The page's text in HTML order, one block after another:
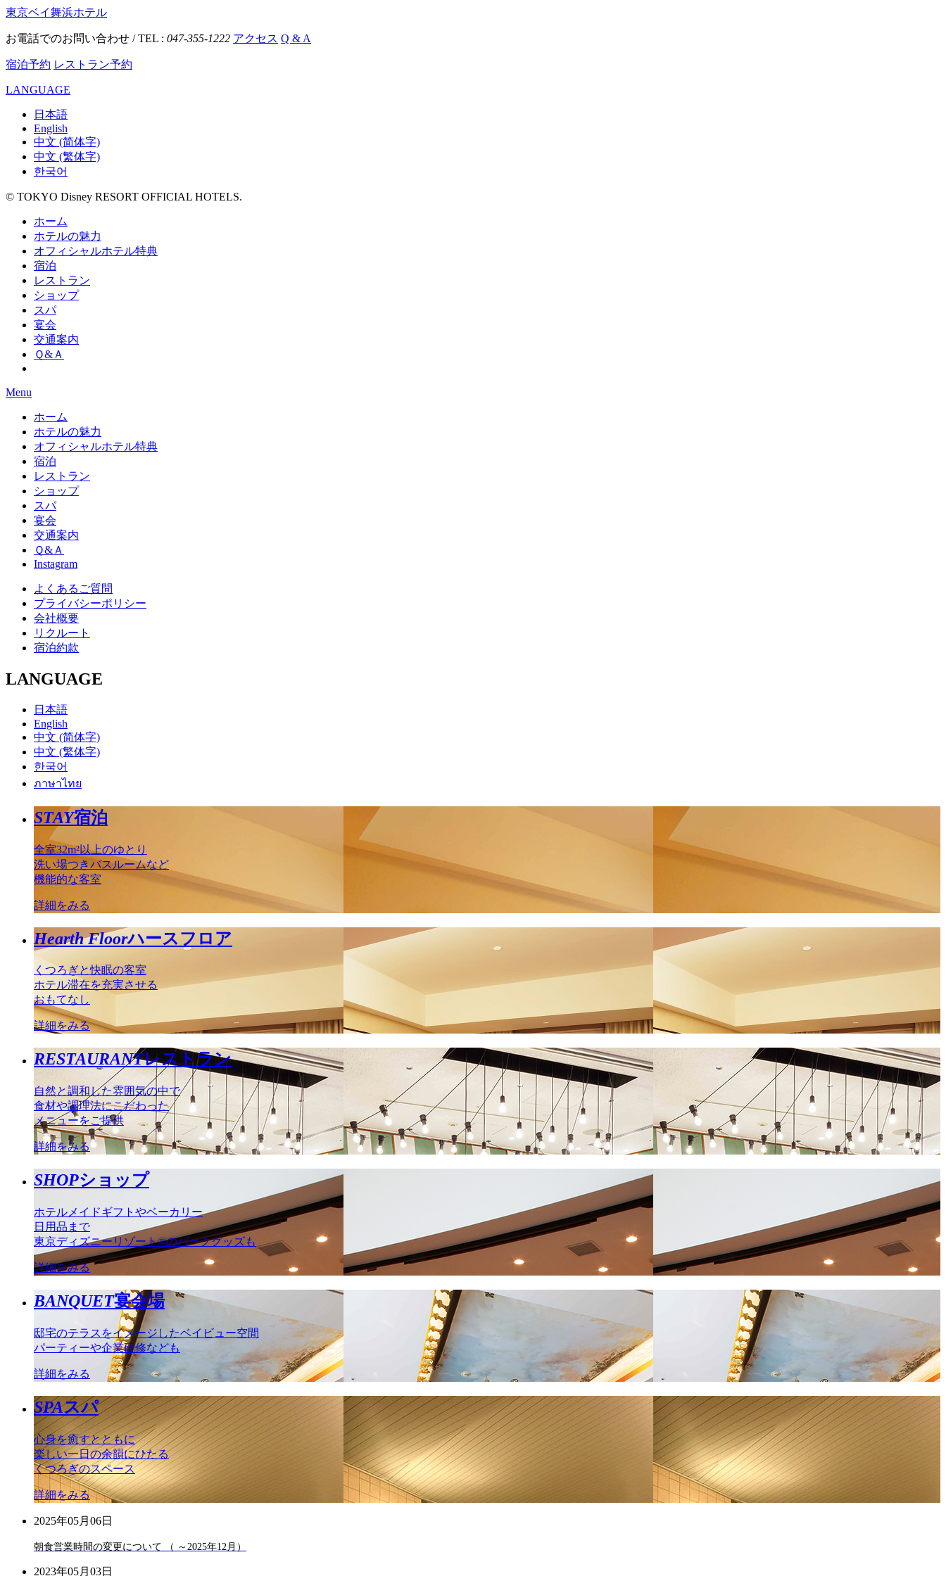
東京ベイ舞浜ホテル
お電話でのお問い合わせ / TEL : 047-355-1222 アクセス Q & A
宿泊予約 レストラン予約
LANGUAGE
日本語
English
中文 (简体字)
中文 (繁体字)
한국어
© TOKYO Disney RESORT OFFICIAL HOTELS.
ホーム
ホテルの魅力
オフィシャルホテル特典
宿泊
レストラン
ショップ
スパ
宴会
交通案内
Ｑ&Ａ
Menu
ホーム
ホテルの魅力
オフィシャルホテル特典
宿泊
レストラン
ショップ
スパ
宴会
交通案内
Ｑ&Ａ
Instagram
よくあるご質問
プライバシーポリシー
会社概要
リクルート
宿泊約款
LANGUAGE
日本語
English
中文 (简体字)
中文 (繁体字)
한국어
ภาษาไทย
STAY宿泊
全室32m²以上のゆとり
洗い場つきバスルームなど
機能的な客室
詳細をみる
Hearth Floorハースフロア
くつろぎと快眠の客室
ホテル滞在を充実させる
おもてなし
詳細をみる
RESTAURANTレストラン
自然と調和した雰囲気の中で
食材や調理法にこだわった
メニューをご提供
詳細をみる
SHOPショップ
ホテルメイドギフトやベーカリー
日用品まで
東京ディズニーリゾート®のパークグッズも
詳細をみる
BANQUET宴会場
邸宅のテラスをイメージしたベイビュー空間
パーティーや企業研修なども
詳細をみる
SPAスパ
心身を癒すとともに
楽しい一日の余韻にひたる
くつろぎのスペース
詳細をみる
2025年05月06日
朝食営業時間の変更について （ ～2025年12月）
2023年05月03日